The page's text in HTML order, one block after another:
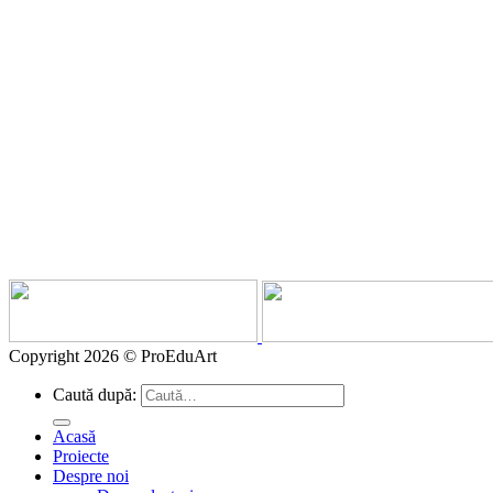
Copyright 2026 © ProEduArt
Caută după:
Acasă
Proiecte
Despre noi